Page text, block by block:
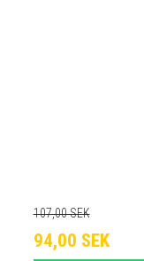
107,00 SEK
94,00 SEK